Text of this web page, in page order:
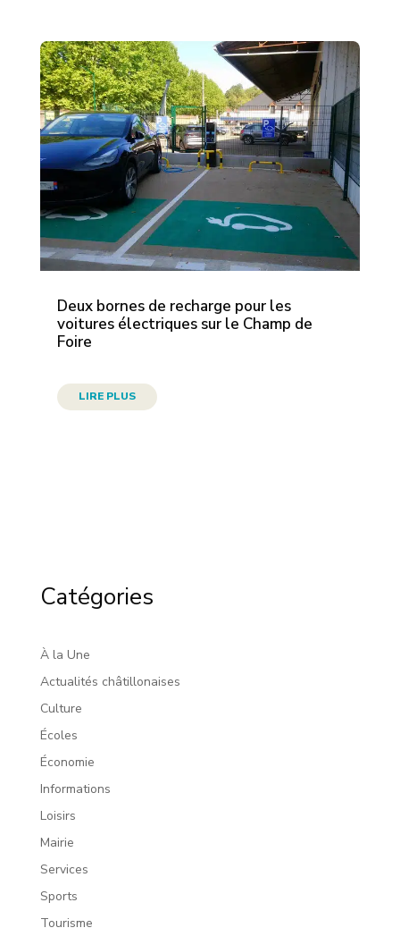
Deux bornes de recharge pour les
voitures électriques sur le Champ de
Foire
LIRE PLUS
Catégories
À la Une
Actualités châtillonaises
Culture
Écoles
Économie
Informations
Loisirs
Mairie
Services
Sports
Tourisme